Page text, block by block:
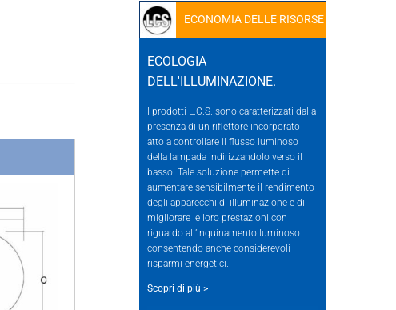
ECONOMIA DELLE RISORSE
ECOLOGIA
DELL'ILLUMINAZIONE.
I prodotti L.C.S. sono caratterizzati dalla
presenza di un riflettore incorporato
atto a controllare il flusso luminoso
della lampada indirizzandolo verso il
basso. Tale soluzione permette di
aumentare sensibilmente il rendimento
degli apparecchi di illuminazione e di
migliorare le loro prestazioni con
riguardo all’inquinamento luminoso
consentendo anche considerevoli
risparmi energetici.
Scopri di più >